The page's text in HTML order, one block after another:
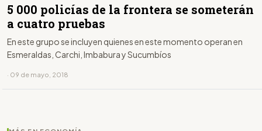
5 000 policías de la frontera se someterán
a cuatro pruebas
En este grupo se incluyen quienes en este momento operan en
Esmeraldas, Carchi, Imbabura y Sucumbíos
· 09 de mayo, 2018